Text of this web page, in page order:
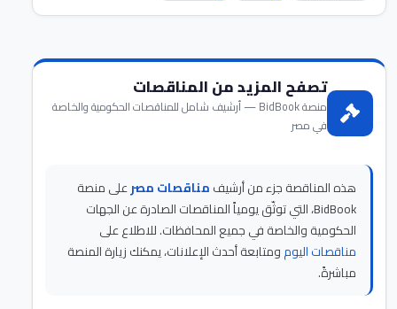
تصفح المزيد من المناقصات
منصة BidBook — أرشيف شامل للمناقصات الحكومية والخاصة
في مصر
هذه المناقصة جزء من أرشيفمناقصات مصرعلى منصة
BidBook، التي توثّق يومياً المناقصات الصادرة عن الجهات
الحكومية والخاصة في جميع المحافظات. للاطلاع على
مناقصات اليومومتابعة أحدث الإعلانات، يمكنك زيارة المنصة
مباشرةً.